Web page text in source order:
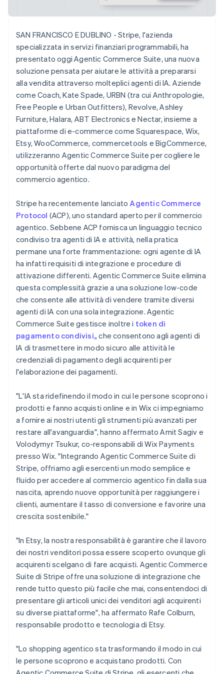
Prevenzione delle frodi
Atlas
Costituzione di start-up
Climate
Rimozione del carbonio
Identity
Verifica online dell'identità
Stripe Sessions 2026
Scopri come Stripe sta costruendo l'infrastruttura
Guarda ora
Partner
Stripe App Marketplace
SAN FRANCISCO E DUBLINO - Stripe, l'azienda
specializzata in servizi finanziari programmabili, ha
presentato oggi Agentic Commerce Suite, una nuova
soluzione pensata per aiutare le attività a prepararsi
alla vendita attraverso molteplici agenti di IA. Aziende
come Coach, Kate Spade, URBN (tra cui Anthropologie,
Free People e Urban Outfitters), Revolve, Ashley
Furniture, Halara, ABT Electronics e Nectar, insieme a
piattaforme di e-commerce come Squarespace, Wix,
Etsy, WooCommerce, commercetools e BigCommerce,
utilizzeranno Agentic Commerce Suite per cogliere le
opportunità offerte dal nuovo paradigma del
commercio agentico.
Stripe ha recentemente lanciatoAgentic Commerce
Protocol (ACP), uno standard aperto per il commercio
agentico. Sebbene ACP fornisca un linguaggio tecnico
condiviso tra agenti di IA e attività, nella pratica
permane una forte frammentazione: ogni agente di IA
ha infatti requisiti di integrazione e procedure di
attivazione differenti. Agentic Commerce Suite elimina
questa complessità grazie a una soluzione low-code
che consente alle attività di vendere tramite diversi
agenti di IA con una sola integrazione. Agentic
Commerce Suite gestisce inoltre i token di
pagamento condivisi,, che consentono agli agenti di
IA di trasmettere in modo sicuro alle attività le
credenziali di pagamento degli acquirenti per
l'elaborazione dei pagamenti.
"L'IA sta ridefinendo il modo in cui le persone scoprono i
prodotti e fanno acquisti online e in Wix ci impegniamo
a fornire ai nostri utenti gli strumenti più avanzati per
restare all'avanguardia", hanno affermato Amit Sagiv e
Volodymyr Tsukur, co-responsabili di Wix Payments
presso Wix. "Integrando Agentic Commerce Suite di
Stripe, offriamo agli esercenti un modo semplice e
fluido per accedere al commercio agentico fin dalla sua
nascita, aprendo nuove opportunità per raggiungere i
clienti, aumentare il tasso di conversione e favorire una
crescita sostenibile."
"In Etsy, la nostra responsabilità è garantire che il lavoro
dei nostri venditori possa essere scoperto ovunque gli
acquirenti scelgano di fare acquisti. Agentic Commerce
Suite di Stripe offre una soluzione di integrazione che
rende tutto questo più facile che mai, consentendoci di
presentare gli articoli unici dei venditori agli acquirenti
su diverse piattaforme", ha affermato Rafe Colburn,
responsabile prodotto e tecnologia di Etsy.
"Lo shopping agentico sta trasformando il modo in cui
le persone scoprono e acquistano prodotti. Con
Austria
Belgio
Nederlands FrançaisDeutschEnglish
Brasile
PortuguêsEnglish
Bulgaria
English
Canada
EnglishFrançais
Cina continentale
简体中文 English
Cipro
English
Croazia
EnglishItaliano
Danimarca
Emirati Arabi Uniti
English
Estonia
English
Finlandia
EnglishSvenska
Francia
Français English
Germania
Deutsch English
Giappone
日本語English
Gibilterra
English
Grecia
English
India
English
English
Italia
Italiano English
Lettonia
English
Liechtenstein
Deutsch English
Lituania
English
Lussemburgo
Français DeutschEnglish
Malaysia
English简体中文
English
Messico
Español English
Norvegia
English
Nuova Zelanda
English
Paesi Bassi
NederlandsEnglish
Polonia
Portogallo
PortuguêsEnglish
RAS di Hong Kong, Cina